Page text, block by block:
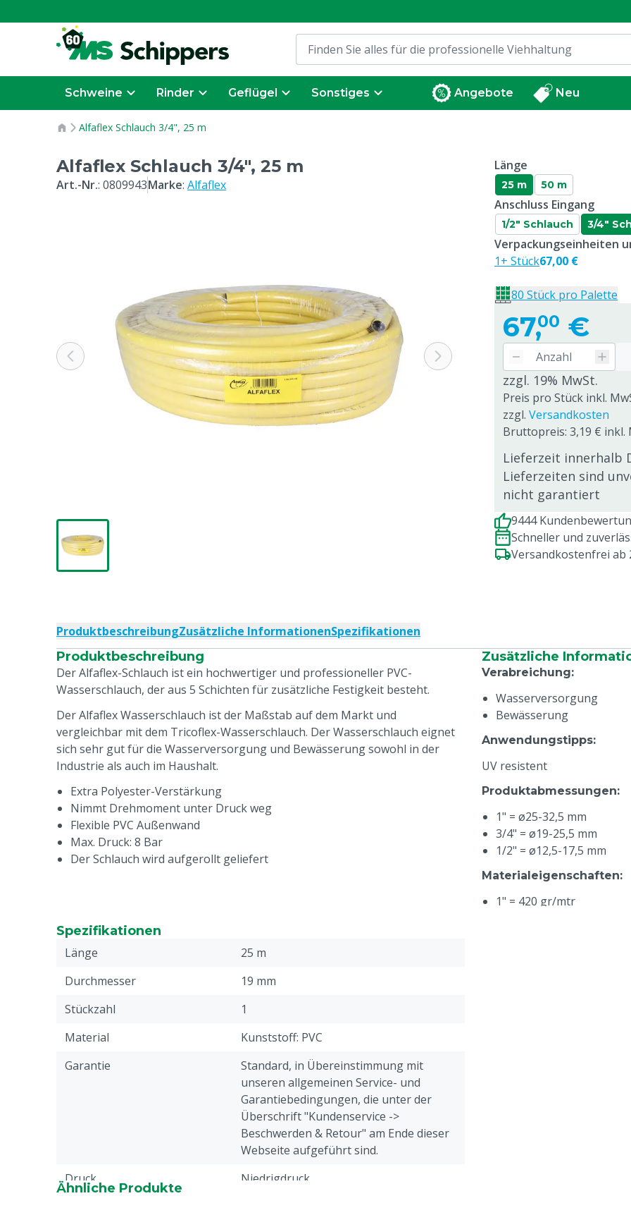
Schweine Rinder Geflügel Sonstiges Angebote Neu
Alfaflex Schlauch 3/4", 25 m
Alfaflex Schlauch 3/4", 25 m
Art.-Nr.: 0809943Marke: Alfaflex
Länge
25 m 50 m
Anschluss Eingang
1/2" Schlauch 3/4"
67,00 €
zzgl. 19% MwSt.
Preis pro Stück inkl.
zzgl. Versandkosten
Bruttopreis: 3,19 € inkl.
Lieferzeit innerhalb
Lieferzeiten sind
nicht garantiert
Verpackungseinheiten
1+ Stück67,00 €
80 Stück pro Palette
9444
Schneller und
Versandkostenfrei ab
ProduktbeschreibungZusätzliche InformationenSpezifikationen
Produktbeschreibung
Der Alfaflex-Schlauch ist ein hochwertiger und professioneller PVC-
Wasserschlauch, der aus 5 Schichten für zusätzliche Festigkeit besteht.
Der Alfaflex Wasserschlauch ist der Maßstab auf dem Markt und
vergleichbar mit dem Tricoflex-Wasserschlauch. Der Wasserschlauch eignet
sich sehr gut für die Wasserversorgung und Bewässerung sowohl in der
Industrie als auch im Haushalt.
Extra Polyester-Verstärkung
Nimmt Drehmoment unter Druck weg
Flexible PVC Außenwand
Max. Druck: 8 Bar
Der Schlauch wird aufgerollt geliefert
Zusätzliche
Verabreichung:
Wasserversorgung
Bewässerung
Anwendungstipps:
UV resistent
Produktabmessungen:
1" = ø25-32,5 mm
3/4" = ø19-25,5 mm
1/2" = ø12,5-17,5 mm
Materialeigenschaften:
1" = 420 gr/mtr
Spezifikationen
Länge
25 m
Durchmesser
19 mm
Stückzahl
1
Material
Kunststoff: PVC
Garantie
Standard, in Übereinstimmung mit
unseren allgemeinen Service- und
Garantiebedingungen, die unter der
Überschrift "Kundenservice ->
Beschwerden & Retour" am Ende dieser
Webseite aufgeführt sind.
Druck
Niedrigdruck
Ähnliche Produkte